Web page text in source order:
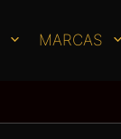
MARCAS